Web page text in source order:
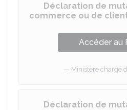
Déclaration de
commerce ou de
Accéder au
Ministère chargé
Déclaration de